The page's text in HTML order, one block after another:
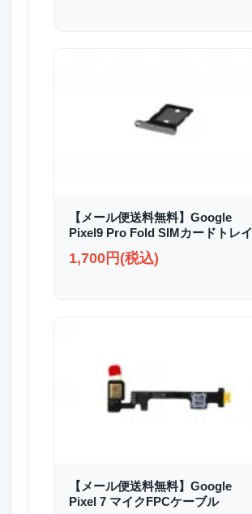
【メール便送料無料】Google
Pixel9 Pro Fold SIMカードトレイ
1,700円(税込)
【メール便送料無料】Google
Pixel 7 マイクFPCケーブル